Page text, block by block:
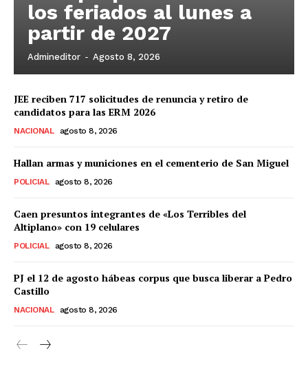
los feriados al lunes a
partir de 2027
Admineditor - Agosto 8, 2026
JEE reciben 717 solicitudes de renuncia y retiro de
candidatos para las ERM 2026
NACIONAL agosto 8, 2026
Hallan armas y municiones en el cementerio de San Miguel
POLICIAL agosto 8, 2026
Caen presuntos integrantes de «Los Terribles del
Altiplano» con 19 celulares
POLICIAL agosto 8, 2026
PJ el 12 de agosto hábeas corpus que busca liberar a Pedro
Castillo
NACIONAL agosto 8, 2026